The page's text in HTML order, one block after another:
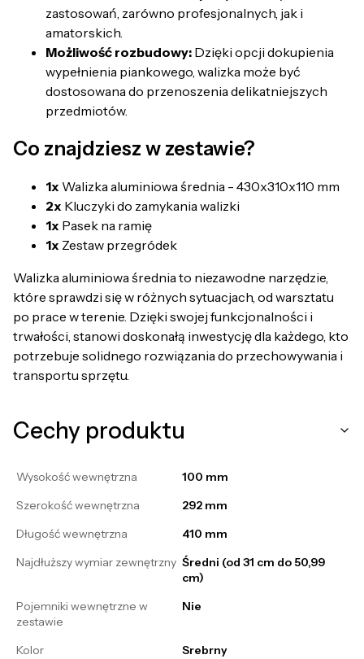
zastosowań, zarówno profesjonalnych, jak i
amatorskich.
Możliwość rozbudowy: Dzięki opcji dokupienia
wypełnienia piankowego, walizka może być
dostosowana do przenoszenia delikatniejszych
przedmiotów.
Co znajdziesz w zestawie?
1x Walizka aluminiowa średnia - 430x310x110 mm
2x Kluczyki do zamykania walizki
1x Pasek na ramię
1x Zestaw przegródek
Walizka aluminiowa średnia to niezawodne narzędzie,
które sprawdzi się w różnych sytuacjach, od warsztatu
po prace w terenie. Dzięki swojej funkcjonalności i
trwałości, stanowi doskonałą inwestycję dla każdego, kto
potrzebuje solidnego rozwiązania do przechowywania i
transportu sprzętu.
Cechy produktu
Wysokość wewnętrzna
100 mm
Szerokość wewnętrzna
292 mm
Długość wewnętrzna
410 mm
Najdłuższy wymiar zewnętrzny Średni (od 31 cm do 50,99
cm)
Pojemniki wewnętrzne w
zestawie
Nie
Kolor
Srebrny